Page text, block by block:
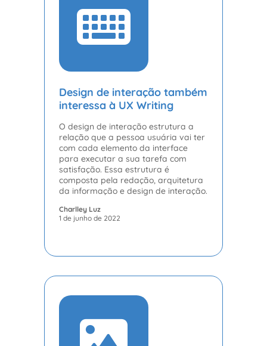
Design de interação também
interessa à UX Writing
O design de interação estrutura a
relação que a pessoa usuária vai ter
com cada elemento da interface
para executar a sua tarefa com
satisfação. Essa estrutura é
composta pela redação, arquitetura
da informação e design de interação.
Charlley Luz
1 de junho de 2022